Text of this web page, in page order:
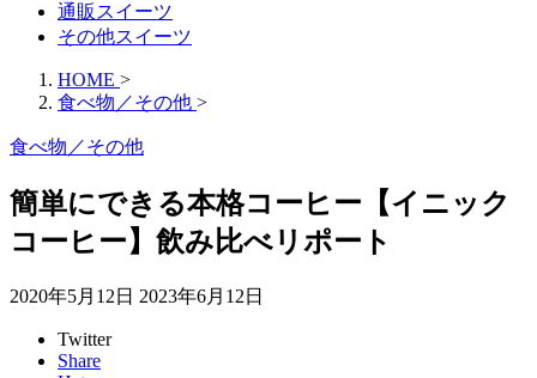
通販スイーツ
その他スイーツ
HOME >
食べ物／その他 >
食べ物／その他
簡単にできる本格コーヒー【イニック
コーヒー】飲み比べリポート
2020年5月12日 2023年6月12日
Twitter
Share